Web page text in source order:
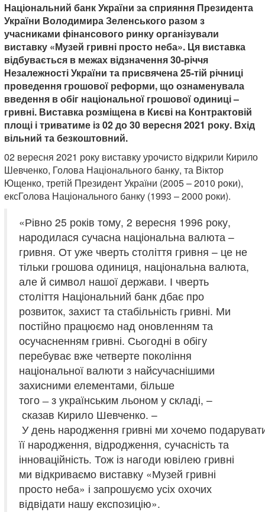
Національний банк України за сприяння Президента
України Володимира Зеленського разом з
учасниками фінансового ринку організували
виставку «Музей гривні просто неба». Ця виставка
відбувається в межах відзначення 30-річчя
Незалежності України та присвячена 25-тій річниці
проведення грошової реформи, що ознаменувала
введення в обіг національної грошової одиниці –
гривні. Виставка розміщена в Києві на Контрактовій
площі і триватиме із 02 до 30 вересня 2021 року. Вхід
вільний та безкоштовний.
02 вересня 2021 року виставку урочисто відкрили Кирило
Шевченко, Голова Національного банку, та Віктор
Ющенко, третій Президент України (2005 – 2010 роки),
ексГолова Національного банку (1993 – 2000 роки).
«Рівно 25 років тому, 2 вересня 1996 року,
народилася сучасна національна валюта –
гривня. От уже чверть століття гривня – це не
тільки грошова одиниця, національна валюта,
але й символ нашої держави. І чверть
століття Національний банк дбає про
розвиток, захист та стабільність гривні. Ми
постійно працюємо над оновленням та
осучасненням гривні. Сьогодні в обігу
перебуває вже четверте покоління
національної валюти з найсучаснішими
захисними елементами, більше
того ̶ з українським льоном у складі, –
сказав Кирило Шевченко. –
У день народження гривні ми хочемо
її народження, відродження, сучасність та
інноваційність. Тож із нагоди ювілею гривні
ми відкриваємо виставку «Музей гривні
просто неба» і запрошуємо усіх охочих
відвідати нашу експозицію».